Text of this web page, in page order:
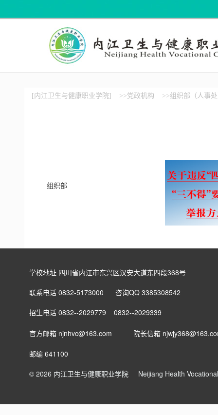
[内江卫生与健康职业学院] >>党政机构 >>组织部（人事
组织部
学校地址 四川省内江市东兴区汉安大道东四段368号
联系电话 0832-5173000 咨询QQ 3385308542
招生电话 0832--2029779 0832--2029339
官方邮箱 njnhvc@163.com 院长信箱
邮编 641100
© 2026 内江卫生与健康职业学院 Neijiang Health